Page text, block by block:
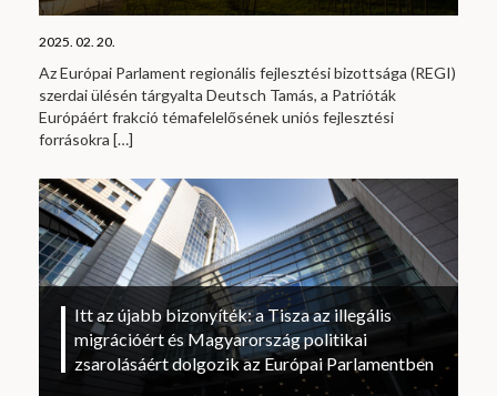
2025. 02. 20.
Az Európai Parlament regionális fejlesztési bizottsága (REGI)
szerdai ülésén tárgyalta Deutsch Tamás, a Patrióták
Európáért frakció témafelelősének uniós fejlesztési
forrásokra […]
Itt az újabb bizonyíték: a Tisza az illegális
migrációért és Magyarország politikai
zsarolásáért dolgozik az Európai Parlamentben